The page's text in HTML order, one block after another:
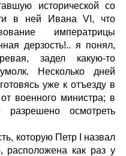
исторической со
в ней Ивана VI, что
императрицы
дерзость!.. я понял,
задел какую-то
Несколько дней
уже к отъезду в
военного министра; в
осмотреть
которую Петр I назвал
расположена как раз у